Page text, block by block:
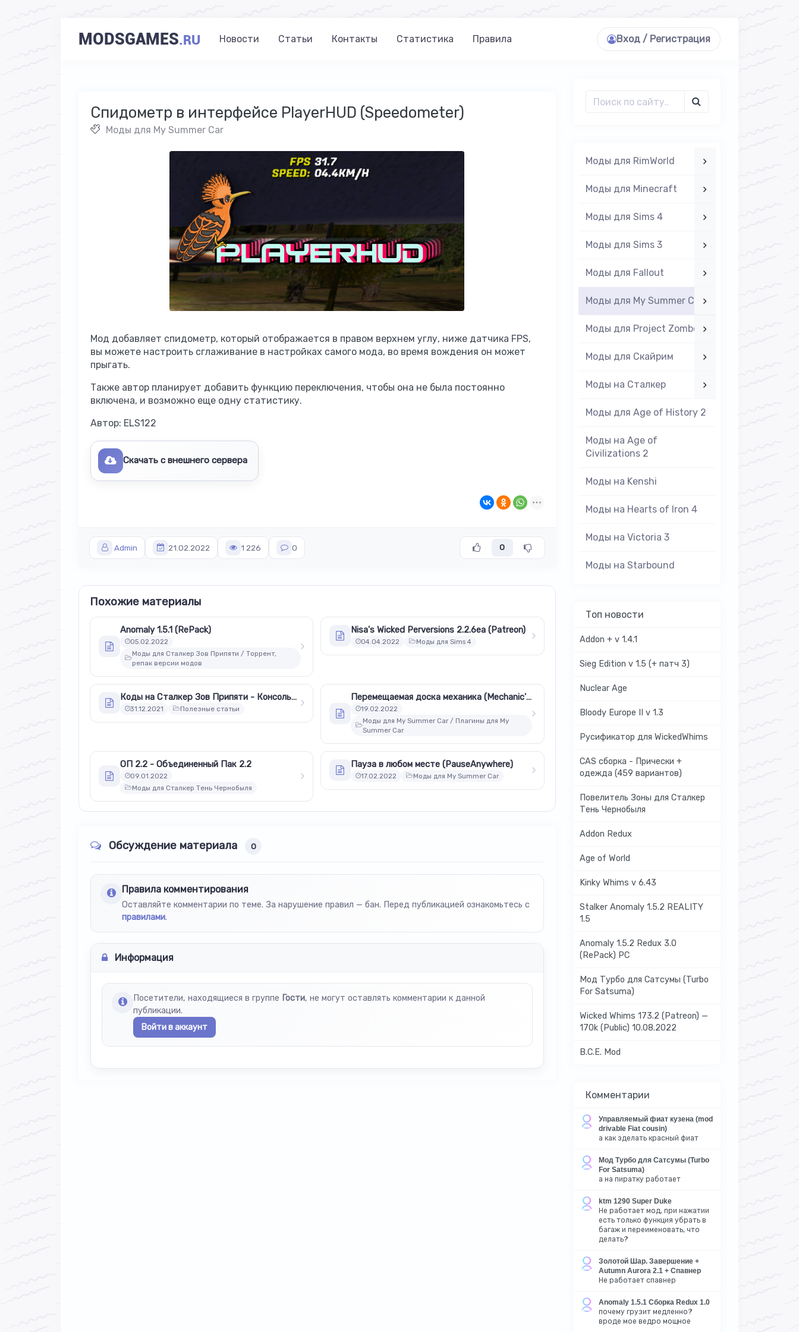
MODSGAMES.RU Новости Статьи Контакты Статистика Правила Вход / Регистрация
Cпидометр в интерфейсе PlayerHUD (Speedometer)
Моды для My Summer Car
Мод добавляет спидометр, который отображается в правом верхнем углу, ниже датчика FPS,
вы можете настроить сглаживание в настройках самого мода, во время вождения он может
прыгать.
Также автор планирует добавить функцию переключения, чтобы она не была постоянно
включена, и возможно еще одну статистику.
Автор: ELS122
Скачать с внешнего сервера
Admin 21.02.2022 1 226 0 0
Похожие материалы
Anomaly 1.5.1 (RePack)
05.02.2022
Моды для Сталкер Зов Припяти / Торрент,
репак версии модов
Nisa's Wicked Perversions 2.2.6ea (Patreon)
04.04.2022 Моды для Sims 4
Коды на Сталкер Зов Припяти - Консольные команды Сталкер Зов Припяти
31.12.2021 Полезные статьи
Перемещаемая доска механика (Mechanic's Crawler Board)
19.02.2022
Моды для My Summer Car / Плагины для My
Summer Car
ОП 2.2 - Объединенный Пак 2.2
09.01.2022
Моды для Сталкер Тень Чернобыля
Пауза в любом месте (PauseAnywhere)
17.02.2022 Моды для My Summer Car
Обсуждение материала 0
Правила комментирования
Оставляйте комментарии по теме. За нарушение правил — бан. Перед публикацией ознакомьтесь с
правилами.
Информация
Посетители, находящиеся в группе Гости, не могут оставлять комментарии к данной
публикации.
Войти в аккаунт
Моды для RimWorld
Моды для Minecraft
Моды для Sims 4
Моды для Sims 3
Моды для Fallout
Моды для My Summer Car
Моды для Project Zomboid
Моды для Скайрим
Моды на Cталкер
Моды для Age of History 2
Моды на Age of
Civilizations 2
Моды на Kenshi
Моды на Hearts of Iron 4
Моды на Victoria 3
Моды на Starbound
Топ новости
Addon + v 1.4.1
Sieg Edition v 1.5 (+ патч 3)
Nuclear Age
Bloody Europe II v 1.3
Русификатор для WickedWhims
CAS сборка - Прически +
одежда (459 вариантов)
Повелитель Зоны для Сталкер
Тень Чернобыля
Addon Redux
Age of World
Kinky Whims v 6.43
Stalker Anomaly 1.5.2 REALITY
1.5
Anomaly 1.5.2 Redux 3.0
(RePack) PC
Мод Турбо для Сатсумы (Turbo
For Satsuma)
Wicked Whims 173.2 (Patreon) —
170k (Public) 10.08.2022
B.C.E. Mod
Комментарии
Управляемый фиат кузена (mod
drivable Fiat cousin)
а как зделать красный фиат
Мод Турбо для Сатсумы (Turbo
For Satsuma)
а на пиратку работает
ktm 1290 Super Duke
Не работает мод, при нажатии
есть только функция убрать в
багаж и переименовать, что
делать?
Золотой Шар. Завершение +
Autumn Aurora 2.1 + Спавнер
Не работает спавнер
Anomaly 1.5.1 Сборка Redux 1.0
почему грузит медленно?
вроде мое ведро мощное